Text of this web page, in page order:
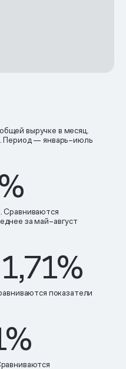
выручке в месяц.
Период — январь–июль
Сравниваются
за май–август
показатели